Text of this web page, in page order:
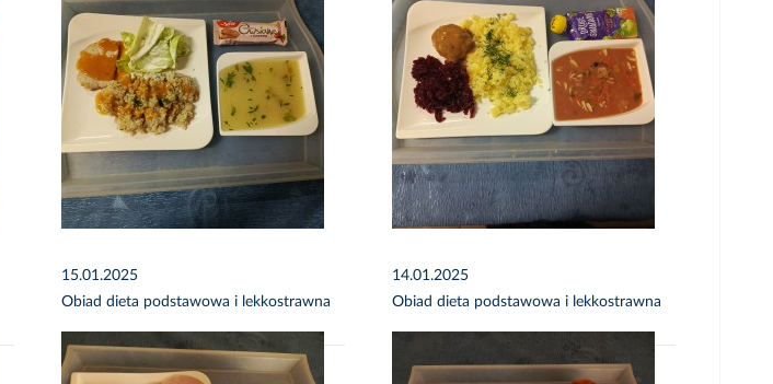
15.01.2025
Obiad dieta podstawowa i lekkostrawna
14.01.2025
Obiad dieta podstawowa i lekkostrawna